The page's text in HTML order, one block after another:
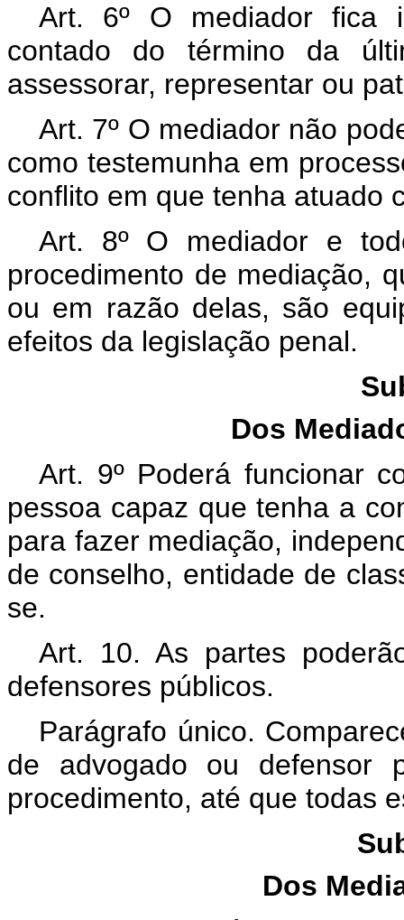
Art. 6º O mediador fica
contado do término da
assessorar, representar ou
Art. 7º O mediador não
como testemunha em
conflito em que tenha atuado
Art. 8º O mediador e
procedimento de mediação,
ou em razão delas, são
efeitos da legislação penal.
Dos
Art. 9º Poderá funcionar
pessoa capaz que tenha a
para fazer mediação,
de conselho, entidade de
se.
Art. 10. As partes
defensores públicos.
Parágrafo único.
de advogado ou defensor
procedimento, até que todas
Dos